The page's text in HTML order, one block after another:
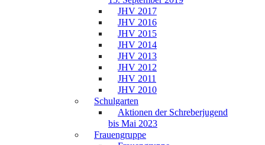
JHV 2017
JHV 2016
JHV 2015
JHV 2014
JHV 2013
JHV 2012
JHV 2011
JHV 2010
Schulgarten
Aktionen der Schreberjugend
bis Mai 2023
Frauengruppe